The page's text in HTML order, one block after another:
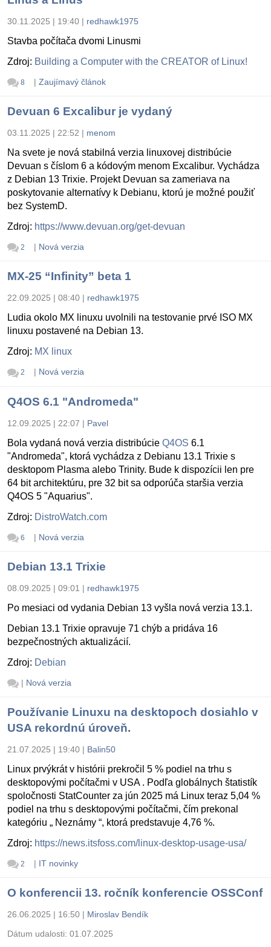
30.11.2025 | 19:40 | redhawk1975
Stavba počítača dvomi Linusmi
Zdroj: Building a Computer with the CREATOR of Linux!
8 | Zaujímavý článok
Devuan 6 Excalibur je vydaný
03.11.2025 | 22:52 | menom
Na svete je nová stabilná verzia linuxovej distribúcie
Devuan s číslom 6 a kódovým menom Excalibur. Vychádza
z Debian 13 Trixie. Projekt Devuan sa zameriava na
poskytovanie alternatívy k Debianu, ktorú je možné použiť
bez SystemD.
Zdroj: https://www.devuan.org/get-devuan
2 | Nová verzia
MX-25 “Infinity” beta 1
22.09.2025 | 08:40 | redhawk1975
Ludia okolo MX linuxu uvolnili na testovanie prvé ISO MX
linuxu postavené na Debian 13.
Zdroj: MX linux
2 | Nová verzia
Q4OS 6.1 "Andromeda"
12.09.2025 | 22:07 | Pavel
Bola vydaná nová verzia distribúcie Q4OS 6.1
"Andromeda", ktorá vychádza z Debianu 13.1 Trixie s
desktopom Plasma alebo Trinity. Bude k dispozícii len pre
64 bit architektúru, pre 32 bit sa odporúča staršia verzia
Q4OS 5 "Aquarius".
Zdroj: DistroWatch.com
6 | Nová verzia
Debian 13.1 Trixie
08.09.2025 | 09:01 | redhawk1975
Po mesiaci od vydania Debian 13 vyšla nová verzia 13.1.
Debian 13.1 Trixie opravuje 71 chýb a pridáva 16
bezpečnostných aktualizácií.
Zdroj: Debian
| Nová verzia
Používanie Linuxu na desktopoch dosiahlo v
USA rekordnú úroveň.
21.07.2025 | 19:40 | Balin50
Linux prvýkrát v histórii prekročil 5 % podiel na trhu s
desktopovými počítačmi v USA . Podľa globálnych štatistík
spoločnosti StatCounter za jún 2025 má Linux teraz 5,04 %
podiel na trhu s desktopovými počítačmi, čím prekonal
kategóriu „ Neznámy “, ktorá predstavuje 4,76 %.
Zdroj: https://news.itsfoss.com/linux-desktop-usage-usa/
2 | IT novinky
O konferencii 13. ročník konferencie OSSConf
26.06.2025 | 16:50 | Miroslav Bendík
Dátum udalosti: 01.07.2025